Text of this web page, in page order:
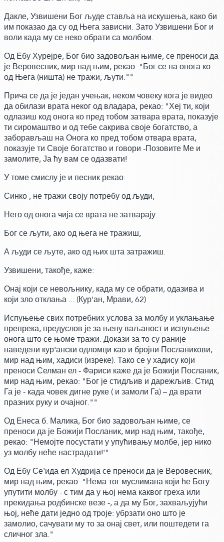
Дакле, Узвишени Бог људе ставља на искушења, како би
им показао да су од Њега зависни. Зато Узвишени Бог и
воли када му се неко обрати са молбом.
Од Ебу Хурејре, Бог био задовољан њиме, се преноси да
је Веровесник, мир над њим,рекао: "Бог се на онога ко
од Њега(ништа)не тражи, љути.""
Прича се да је један учењак, неком човеку кога је видео
да обилази врата неког од владара,рекао: "Хеј ти, који
одлазиш код онога ко пред тобом затвара врата, показује
ти сиромаштво и од тебе сакрива своје богатство, а
заборављаш на Онога ко пред тобом отвара врата,
показује ти Своје богатство и говори -Позовите Ме и
замолите, Ја ћу вам се одазвати!
У томе смислу је и песник рекао:
Синко , не тражи своју потребу од људи,
Него од онога чија се врата не затварају.
Бог се љути, ако од њега не тражиш,
А људи се љуте, ако од њих шта затражиш.
Узвишени, такође,каже:
Онај који се невољнику, када му се обрати, одазива и
који зло отклања ... (Кур'ан, Мрави, 62)
Испуњење свих потребних услова за молбу и уклањање
препрека, предуслов је за њену ваљаност и испуњење
онога што се њоме тражи. Докази за то су раније
наведени кур'ански одломци као и бројни Посланикови,
мир над њим, хадиси (изреке). Тако се у хадису који
преноси Селман ел - Фариси каже да је Божији Посланик,
мир над њим,рекао: "Бог је стидљив и дарежљив. Стид
Га је - када човек дигне руке( и замоли Га)– да врати
празних руку и очајног.""
Од Енеса б. Малика, Бог био задовољан њиме, се
преноси да је Божији Посланик, мир над њим, такође,
рекао: "Немојте посустати у упућивању молбе, јер нико
уз молбу неће настрадати!'"
Од Ебу Се'ида ел-Худрија се преноси да је Веровесник,
мир над њим,рекао: "Нема тог муслимана који ће Богу
упутити молбу - с тим да у њој нема каквог греха или
прекидања родбинске везе -, а да му Бог, захваљујући
њој,неће дати једно од троје:убрзати оно што је
замолио, сачувати му то за онај свет, или поштедети га
сличног зла."